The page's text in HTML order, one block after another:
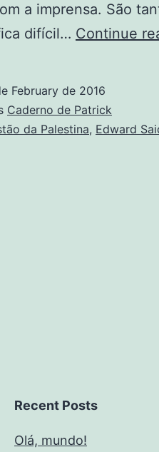
a imprensa. São
difícil… Continue
February de 2016
Caderno de Patrick
da Palestina, Edward
Recent Posts
Olá, mundo!